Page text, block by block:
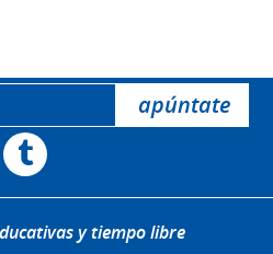
y tiempo libre